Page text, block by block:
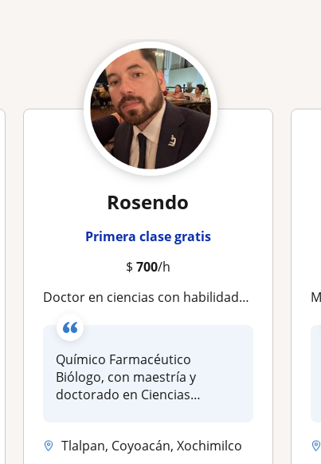
Rosendo
Primera clase gratis
$ 700/h
Doctor en ciencias con habilidades en regulación genética y biología molecular
Químico Farmacéutico
Biólogo, con maestría y
doctorado en Ciencias
Tlalpan, Coyoacán, Xochimilco